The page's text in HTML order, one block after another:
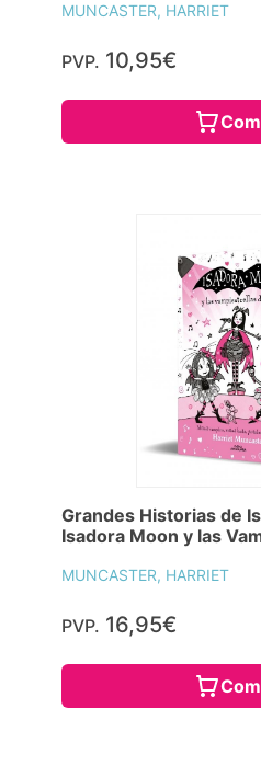
MUNCASTER, HARRIET
PVP. 10,95€
Grandes Historias de
Isadora Moon y las
MUNCASTER, HARRIET
PVP. 16,95€